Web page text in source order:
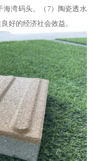
海湾码头。（7）陶瓷透水
好的经济社会效益。